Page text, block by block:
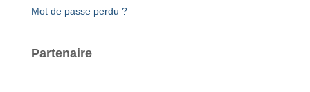
Mot de passe perdu ?
Partenaire